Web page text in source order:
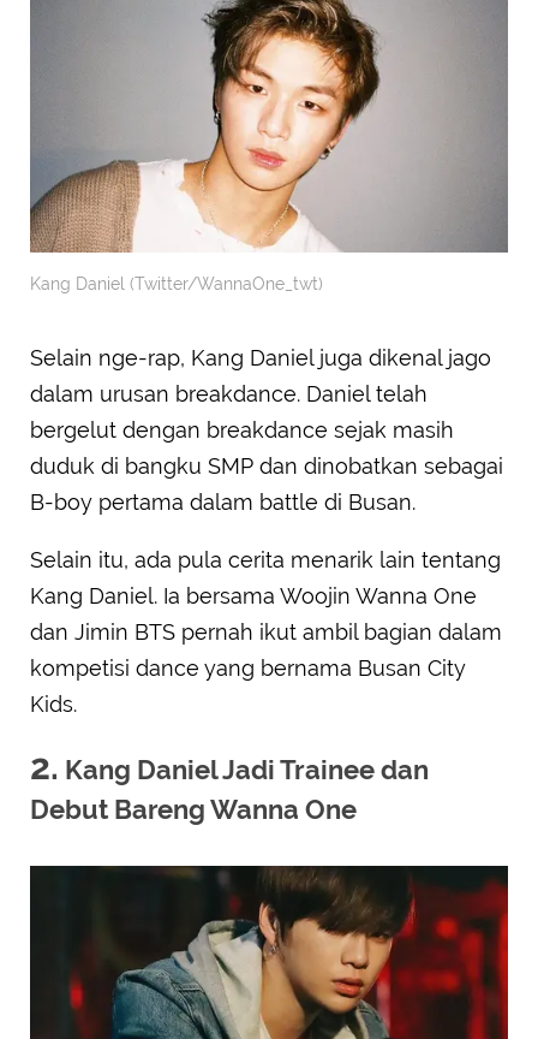
Kang Daniel (Twitter/WannaOne_twt)
Selain nge-rap, Kang Daniel juga dikenal jago
dalam urusan breakdance. Daniel telah
bergelut dengan breakdance sejak masih
duduk di bangku SMP dan dinobatkan sebagai
B-boy pertama dalam battle di Busan.
Selain itu, ada pula cerita menarik lain tentang
Kang Daniel. Ia bersama Woojin Wanna One
dan Jimin BTS pernah ikut ambil bagian dalam
kompetisi dance yang bernama Busan City
Kids.
2. Kang Daniel Jadi Trainee dan
Debut Bareng Wanna One